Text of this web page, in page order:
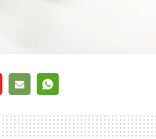
MAIL